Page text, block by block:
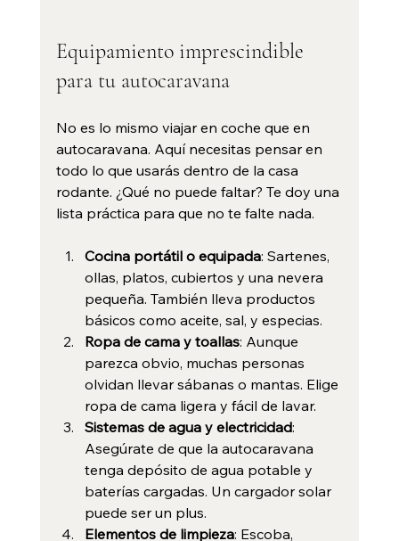
Equipamiento imprescindible
para tu autocaravana
No es lo mismo viajar en coche que en
autocaravana. Aquí necesitas pensar en
todo lo que usarás dentro de la casa
rodante. ¿Qué no puede faltar? Te doy una
lista práctica para que no te falte nada.
Cocina portátil o equipada: Sartenes,
ollas, platos, cubiertos y una nevera
pequeña. También lleva productos
básicos como aceite, sal, y especias.
Ropa de cama y toallas: Aunque
parezca obvio, muchas personas
olvidan llevar sábanas o mantas. Elige
ropa de cama ligera y fácil de lavar.
Sistemas de agua y electricidad:
Asegúrate de que la autocaravana
tenga depósito de agua potable y
baterías cargadas. Un cargador solar
puede ser un plus.
Elementos de limpieza: Escoba,